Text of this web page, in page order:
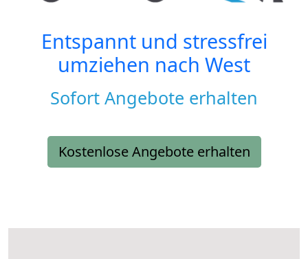
Entspannt und stressfrei
umziehen nach West
Sofort Angebote erhalten
Kostenlose Angebote erhalten